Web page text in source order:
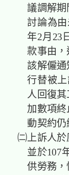
議調解
討論為
年2月23
款事由
該解僱通
行替被
人回復
加數項
動契約仍
㈡上訴人於
並於107
供勞務